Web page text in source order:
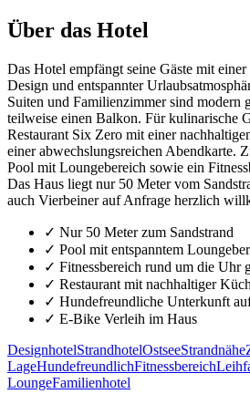
Über das Hotel
Das Hotel empfängt seine Gäste mit
Design und entspannter
Suiten und Familienzimmer sind modern
teilweise einen Balkon. Für kulinarische
Restaurant Six Zero mit einer
einer abwechslungsreichen Abendkarte.
Pool mit Loungebereich sowie ein
Das Haus liegt nur 50 Meter vom
auch Vierbeiner auf Anfrage herzlich
✓ Nur 50 Meter zum Sandstrand
✓ Pool mit entspanntem
✓ Fitnessbereich rund um die Uhr
✓ Restaurant mit nachhaltiger
✓ Hundefreundliche Unterkunft
✓ E-Bike Verleih im Haus
DesignhotelStrandhotelOstseeStrandnähe
LageHundefreundlichFitnessbereich
LoungeFamilienhotel